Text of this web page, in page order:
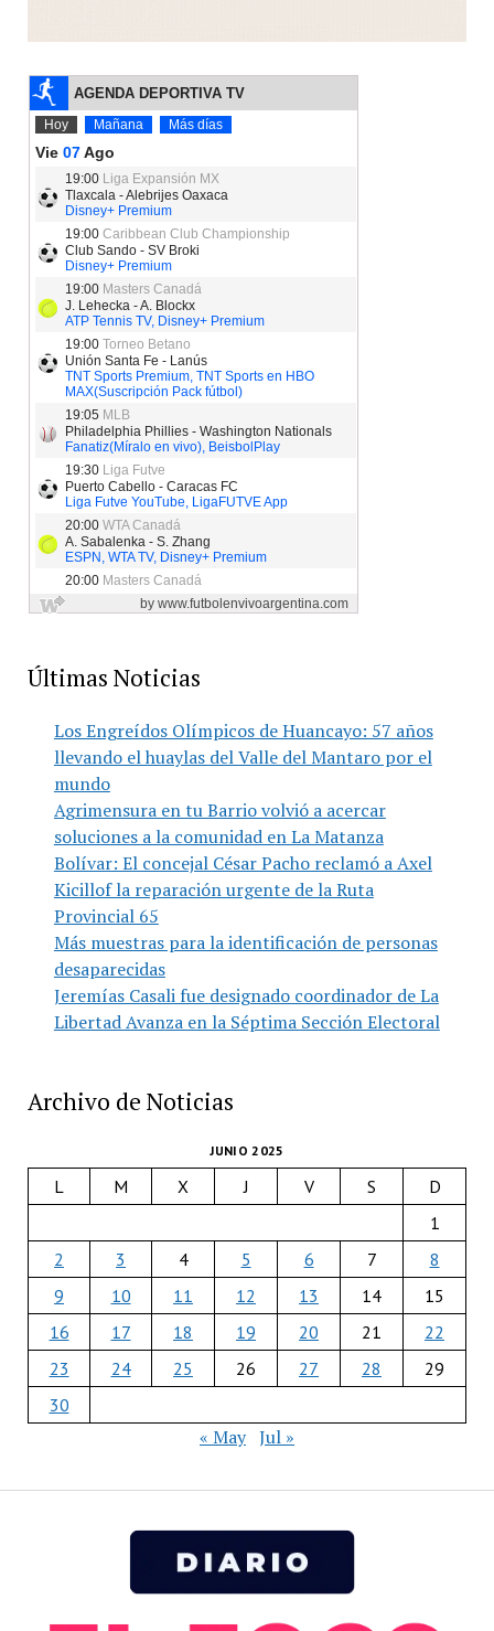
Últimas Noticias
Los Engreídos Olímpicos de Huancayo: 57 años
llevando el huaylas del Valle del Mantaro por el
mundo
Agrimensura en tu Barrio volvió a acercar
soluciones a la comunidad en La Matanza
Bolívar: El concejal César Pacho reclamó a Axel
Kicillof la reparación urgente de la Ruta
Provincial 65
Más muestras para la identificación de personas
desaparecidas
Jeremías Casali fue designado coordinador de La
Libertad Avanza en la Séptima Sección Electoral
Archivo de Noticias
JUNIO 2025
L M X J V S
D
1
2
3 4 5 6 7
8
9
10 11 12 13 14
15
16
17 18 19 20 21
22
23
24 25 26 27 28
29
30
« May Jul »